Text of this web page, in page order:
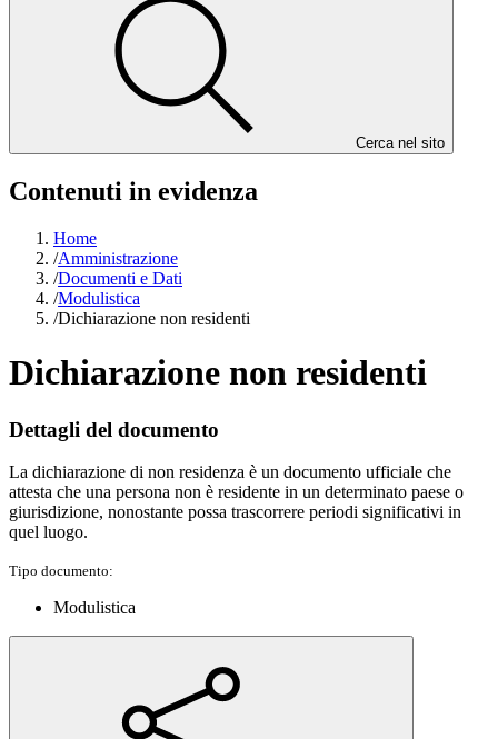
Cerca nel sito
Contenuti in evidenza
Home
/Amministrazione
/Documenti e Dati
/Modulistica
/Dichiarazione non residenti
Dichiarazione non residenti
Dettagli del documento
La dichiarazione di non residenza è un documento ufficiale che
attesta che una persona non è residente in un determinato paese o
giurisdizione, nonostante possa trascorrere periodi significativi in
quel luogo.
Tipo documento:
Modulistica